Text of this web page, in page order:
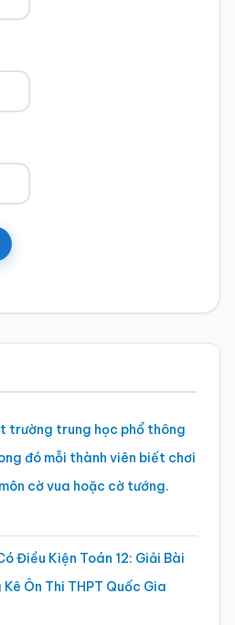
trường trung học phổ thông
đó mỗi thành viên biết chơi
cờ vua hoặc cờ tướng.
Điều Kiện Toán 12: Giải Bài
Ôn Thi THPT Quốc Gia